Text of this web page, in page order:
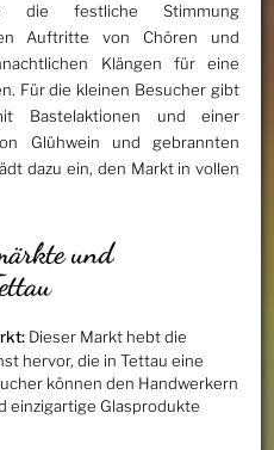
die festliche Stimmung
Auftritte von Chören und
Klängen für eine
Für die kleinen Besucher gibt
Bastelaktionen und einer
Glühwein und gebrannten
dazu ein, den Markt in vollen
und
Dieser Markt hebt die
hervor, die in Tettau eine
können den Handwerkern
einzigartige Glasprodukte